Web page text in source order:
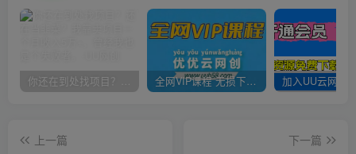
你还在到处找项目？还在当韭菜？我靠卖项目一个月收入5万+，曾经我也是个失败者。 全网VIP课程 无损下载~
上一篇
下一篇